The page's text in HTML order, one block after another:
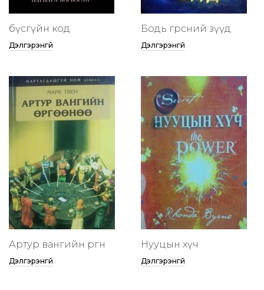
бүсгүйн код
Дэлгэрэнгүй
Бодь гөрөөсний зүүд
Дэлгэрэнгүй
Артур вангийн өргөөнөө
Дэлгэрэнгүй
Нууцын хүч
Дэлгэрэнгүй